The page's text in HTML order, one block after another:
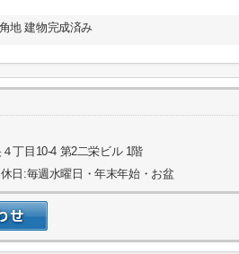
地 建物完成済み
丁目10-4 第2二栄ビル 1階
日:毎週水曜日・年末年始・お盆